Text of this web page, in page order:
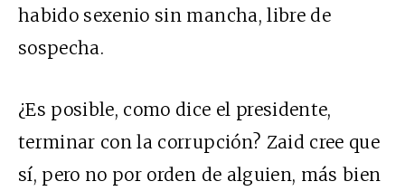
habido sexenio sin mancha, libre de
sospecha.
¿Es posible, como dice el presidente,
terminar con la corrupción? Zaid cree que
sí, pero no por orden de alguien, más bien